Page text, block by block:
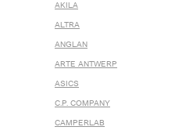
AKILA
ALTRA
ANGLAN
ARTE ANTWERP
ASICS
C.P. COMPANY
CAMPERLAB